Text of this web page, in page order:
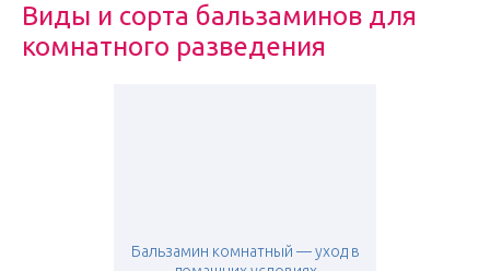
Виды и сорта бальзаминов для
комнатного разведения
Бальзамин комнатный — уход в